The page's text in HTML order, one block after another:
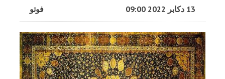
فوتو 13 دکابر 2022 09:00